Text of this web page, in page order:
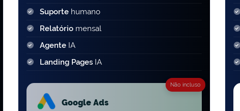
Suporte humano
Relatório mensal
Agente IA
Landing Pages IA
Não incluso
Google Ads